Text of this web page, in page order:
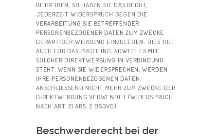
BESTELLEN
KONTAKT
BETREIBEN, SO HABEN SIE DAS RECHT,
JEDERZEIT WIDERSPRUCH GEGEN DIE
VERARBEITUNG SIE BETREFFENDER
PERSONENBEZOGENER DATEN ZUM ZWECKE
DERARTIGER WERBUNG EINZULEGEN; DIES GILT
AUCH FÜR DAS PROFILING, SOWEIT ES MIT
SOLCHER DIREKTWERBUNG IN VERBINDUNG
STEHT. WENN SIE WIDERSPRECHEN, WERDEN
IHRE PERSONENBEZOGENEN DATEN
ANSCHLIESSEND NICHT MEHR ZUM ZWECKE DER
DIREKTWERBUNG VERWENDET (WIDERSPRUCH
NACH ART. 21 ABS. 2 DSGVO).
Beschwerde­recht bei der